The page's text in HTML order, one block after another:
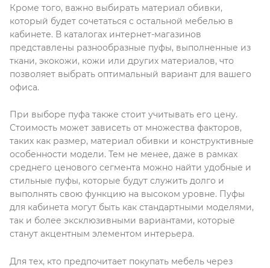
Кроме того, важно выбирать материал обивки,
который будет сочетаться с остальной мебелью в
кабинете. В каталогах интернет-магазинов
представлены разнообразные пуфы, выполненные из
ткани, экокожи, кожи или других материалов, что
позволяет выбрать оптимальный вариант для вашего
офиса.
При выборе пуфа также стоит учитывать его цену.
Стоимость может зависеть от множества факторов,
таких как размер, материал обивки и конструктивные
особенности модели. Тем не менее, даже в рамках
среднего ценового сегмента можно найти удобные и
стильные пуфы, которые будут служить долго и
выполнять свою функцию на высоком уровне. Пуфы
для кабинета могут быть как стандартными моделями,
так и более эксклюзивными вариантами, которые
станут акцентным элементом интерьера.
Для тех, кто предпочитает покупать мебель через